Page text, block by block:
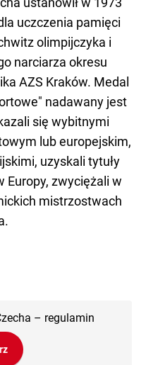
uczczenia pamięci
olimpijczyka i
narciarza okresu
AZS Kraków. Medal
nadawany jest
się wybitnymi
lub europejskim,
uzyskali tytuły
zwyciężali w
mistrzostwach
– regulamin